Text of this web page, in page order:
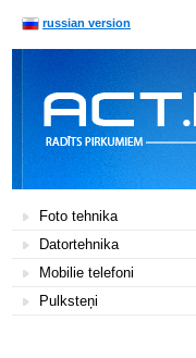
russian version
Foto tehnika
Datortehnika
Mobilie telefoni
Pulksteņi